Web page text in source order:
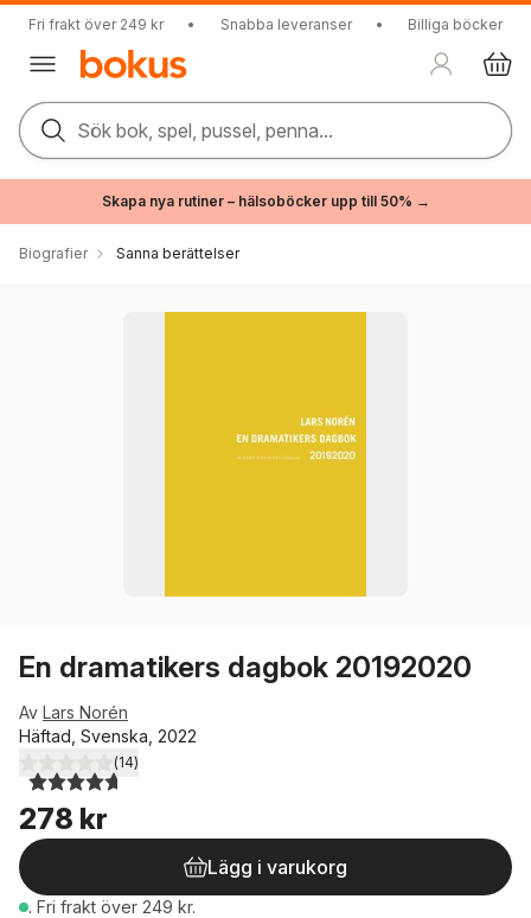
Fri frakt över 249 kr • Snabba leveranser • Billiga böcker
Sök bok, spel, pussel, penna...
Skapa nya rutiner – hälsoböcker upp till 50% →
Biografier Sanna berättelser
En dramatikers dagbok 20192020
Av Lars Norén
Häftad, Svenska, 2022
4,7utav 5 stjärnor. Totalt antal röster:
(14)
278 kr
Lägg i varukorg
. Fri frakt över 249 kr.